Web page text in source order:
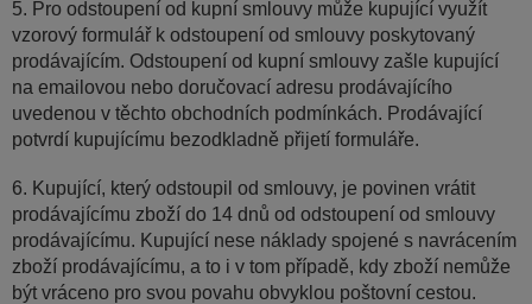
5. Pro odstoupení od kupní smlouvy může kupující využít
vzorový formulář k odstoupení od smlouvy poskytovaný
prodávajícím. Odstoupení od kupní smlouvy zašle kupující
na emailovou nebo doručovací adresu prodávajícího
uvedenou v těchto obchodních podmínkách. Prodávající
potvrdí kupujícímu bezodkladně přijetí formuláře.
6. Kupující, který odstoupil od smlouvy, je povinen vrátit
prodávajícímu zboží do 14 dnů od odstoupení od smlouvy
prodávajícímu. Kupující nese náklady spojené s navrácením
zboží prodávajícímu, a to i v tom případě, kdy zboží nemůže
být vráceno pro svou povahu obvyklou poštovní cestou.